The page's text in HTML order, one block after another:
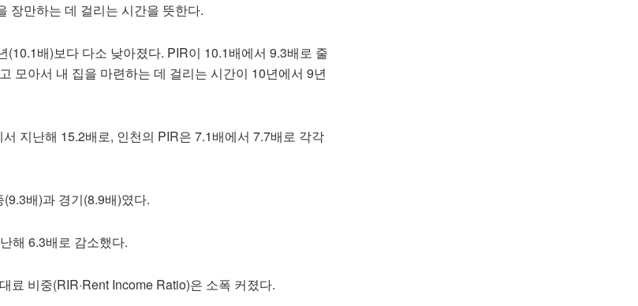
장만하는 데 걸리는 시간을 뜻한다.
배)보다 다소 낮아졌다. PIR이 10.1배에서 9.3배로 줄
모아서 내 집을 마련하는 데 걸리는 시간이 10년에서 9년
지난해 15.2배로, 인천의 PIR은 7.1배에서 7.7배로 각각
배)과 경기(8.9배)였다.
해 6.3배로 감소했다.
료 비중(RIR·Rent Income Ratio)은 소폭 커졌다.